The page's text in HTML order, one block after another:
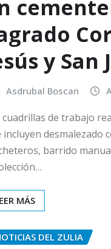
y San
Asdrubal Boscan
cuadrillas de trabajo
incluyen desmalezado
barrido
MÁS
DEL ZULIA